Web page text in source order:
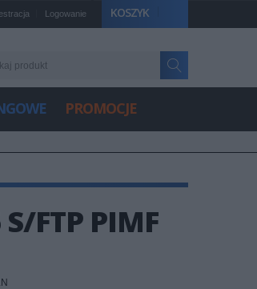
KOSZYK
Logowanie
PROMOCJE
FTP PIMF